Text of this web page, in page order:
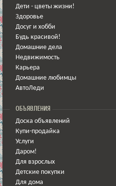
Дети - цветы жизни!
Здоровье
Досуг и хобби
Будь красивой!
Домашние дела
Недвижимость
Карьера
Домашние любимцы
АвтоЛеди
ОБЪЯВЛЕНИЯ
Доска объявлений
Купи-продайка
Услуги
Даром!
Для взрослых
Детские покупки
Для дома